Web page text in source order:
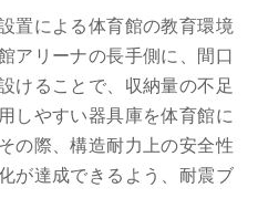
置による体育館の教育環境
アリーナの長手側に、間口
けることで、収納量の不足
しやすい器具庫を体育館に
の際、構造耐力上の安全性
が達成できるよう、耐震ブ